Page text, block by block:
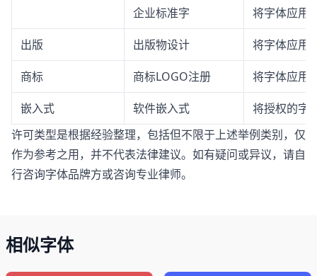
企业标准字 将字体应用
出版 出版物设计 将字体应用
商标 商标LOGO注册 将字体应用
嵌入式 软件嵌入式
将授权的字
许可类型是根据经验整理，包括但不限于上述举例类别，仅
作为参考之用，并不代表法律建议。如有疑问或异议，请自
行咨询字体品牌方或咨询专业律师。
相似字体